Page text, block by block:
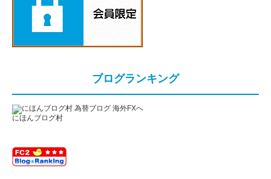
ブログランキング
にほんブログ村